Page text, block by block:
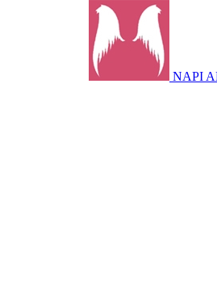
NAPI